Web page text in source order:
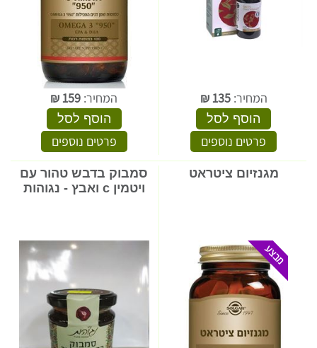
המחיר:135
₪
הוסף לסל
פרטים נוספים
המחיר: 159
₪
הוסף לסל
פרטים נוספים
מגנזיום ציטראט
סמבוק בדבש טהור עם
ויטמין c ואבץ - נגוהות